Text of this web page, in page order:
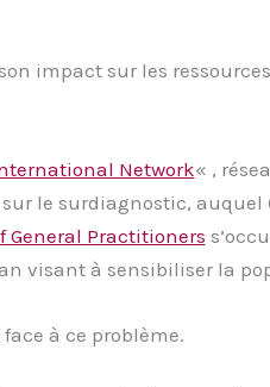
impact sur les
Network« ,
le surdiagnostic,
General Practitioners
visant à sensibiliser la
à ce problème.